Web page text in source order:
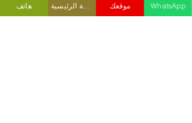
هاتف موقعك WhatsApp